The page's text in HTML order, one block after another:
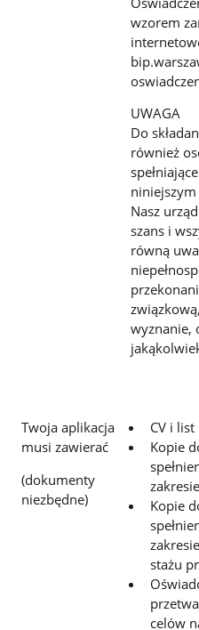
wzorem
UWAGA
Do
również
niniejszym
Nasz
szans i
równą
wyznanie,
Twoja aplikacja
musi zawierać
(dokumenty
niezbędne)
CV i
Kopie
Kopie
stażu
celów